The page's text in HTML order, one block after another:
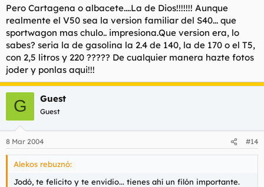
Pero Cartagena o albacete....La de Dios!!!!!!! Aunque
realmente el V50 sea la version familiar del S40... que
sportwagon mas chulo.. impresiona.Que version era, lo
sabes? seria la de gasolina la 2.4 de 140, la de 170 o el T5,
con 2,5 litros y 220 ????? De cualquier manera hazte fotos
joder y ponlas aqui!!!
G Guest
Guest
8 Mar 2004 #14
Alekos rebuznó:
Jodó, te felicito y te envidio... tienes ahí un filón importante.